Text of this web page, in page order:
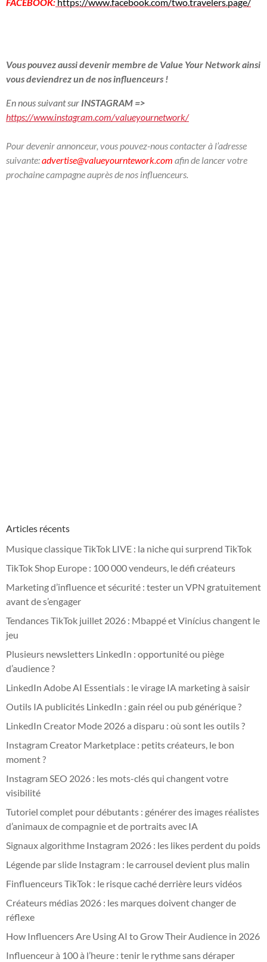
FACEBOOK: https://www.facebook.com/two.travelers.page/
Vous pouvez aussi devenir membre de Value Your Network ainsi
vous deviendrez un de nos influenceurs !
En nous suivant sur INSTAGRAM =>
https://www.instagram.com/valueyournetwork/
Pour devenir annonceur, vous pouvez-nous contacter à l’adresse
suivante:advertise@valueyourntework.com afin de lancer votre
prochaine campagne auprès de nos influenceurs.
Articles récents
Musique classique TikTok LIVE : la niche qui surprend TikTok
TikTok Shop Europe : 100 000 vendeurs, le défi créateurs
Marketing d’influence et sécurité : tester un VPN gratuitement
avant de s’engager
Tendances TikTok juillet 2026 : Mbappé et Vinícius changent le
jeu
Plusieurs newsletters LinkedIn : opportunité ou piège
d’audience ?
LinkedIn Adobe AI Essentials : le virage IA marketing à saisir
Outils IA publicités LinkedIn : gain réel ou pub générique ?
LinkedIn Creator Mode 2026 a disparu : où sont les outils ?
Instagram Creator Marketplace : petits créateurs, le bon
moment ?
Instagram SEO 2026 : les mots-clés qui changent votre
visibilité
Tutoriel complet pour débutants : générer des images réalistes
d’animaux de compagnie et de portraits avec IA
Signaux algorithme Instagram 2026 : les likes perdent du poids
Légende par slide Instagram : le carrousel devient plus malin
Finfluenceurs TikTok : le risque caché derrière leurs vidéos
Créateurs médias 2026 : les marques doivent changer de
réflexe
How Influencers Are Using AI to Grow Their Audience in 2026
Influenceur à 100 à l’heure : tenir le rythme sans déraper